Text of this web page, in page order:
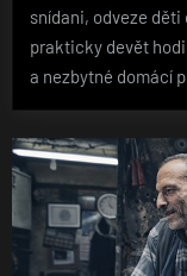
snídani, odveze děti
prakticky devět
a nezbytné domácí